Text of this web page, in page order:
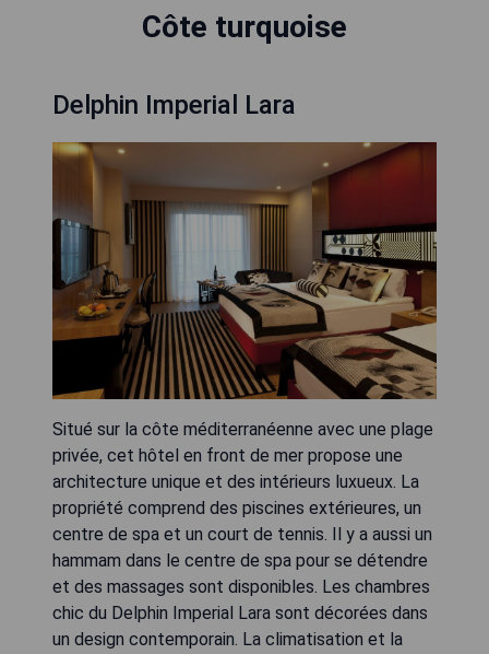
Côte turquoise
Delphin Imperial Lara
Situé sur la côte méditerranéenne avec une plage
privée, cet hôtel en front de mer propose une
architecture unique et des intérieurs luxueux. La
propriété comprend des piscines extérieures, un
centre de spa et un court de tennis. Il y a aussi un
hammam dans le centre de spa pour se détendre
et des massages sont disponibles. Les chambres
chic du Delphin Imperial Lara sont décorées dans
un design contemporain. La climatisation et la